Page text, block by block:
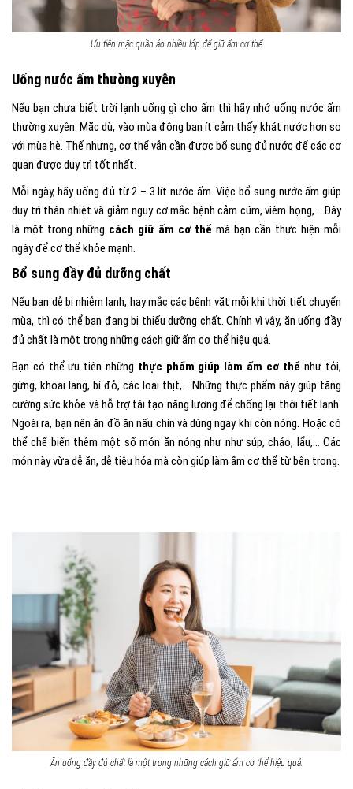
Ưu tiên mặc quần áo nhiều lớp để giữ ấm cơ thể
Uống nước ấm thường xuyên
Nếu bạn chưa biết trời lạnh uống gì cho ấm thì hãy nhớ uống nước ấm
thường xuyên. Mặc dù, vào mùa đông bạn ít cảm thấy khát nước hơn so
với mùa hè. Thế nhưng, cơ thể vẫn cần được bổ sung đủ nước để các cơ
quan được duy trì tốt nhất.
Mỗi ngày, hãy uống đủ từ 2 – 3 lít nước ấm. Việc bổ sung nước ấm giúp
duy trì thân nhiệt và giảm nguy cơ mắc bệnh cảm cúm, viêm họng,… Đây
là một trong những cách giữ ấm cơ thể mà bạn cần thực hiện mỗi
ngày để cơ thể khỏe mạnh.
Bổ sung đầy đủ dưỡng chất
Nếu bạn dễ bị nhiễm lạnh, hay mắc các bệnh vặt mỗi khi thời tiết chuyển
mùa, thì có thể bạn đang bị thiếu dưỡng chất. Chính vì vậy, ăn uống đầy
đủ chất là một trong những cách giữ ấm cơ thể hiệu quả.
Bạn có thể ưu tiên những thực phẩm giúp làm ấm cơ thểnhư tỏi,
gừng, khoai lang, bí đỏ, các loại thịt,… Những thực phẩm này giúp tăng
cường sức khỏe và hỗ trợ tái tạo năng lượng để chống lại thời tiết lạnh.
Ngoài ra, bạn nên ăn đồ ăn nấu chín và dùng ngay khi còn nóng. Hoặc có
thể chế biến thêm một số món ăn nóng như như súp, cháo, lẩu,… Các
món này vừa dễ ăn, dễ tiêu hóa mà còn giúp làm ấm cơ thể từ bên trong.
Ăn uống đầy đủ chất là một trong những cách giữ ấm cơ thể hiệu quả.